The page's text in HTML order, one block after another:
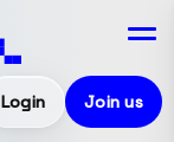
Login Join us